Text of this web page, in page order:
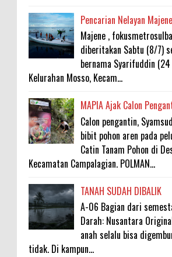
Pencarian Nelayan
Majene ,
diberitakan Sabtu (8/7)
bernama Syarifuddin
Kelurahan Mosso, Kecam...
MAPIA Ajak Calon
Calon pengantin,
bibit pohon aren pada
Catin Tanam Pohon di
Kecamatan Campalagian. POLMAN...
TANAH SUDAH DIBALIK
A-06 Bagian dari
Darah: Nusantara
anah selalu bisa
tidak. Di kampun...